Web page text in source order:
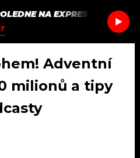
JAK
SEZNAM.CZ
NA EXPRES FM /OH
Adventní
milionů a tipy